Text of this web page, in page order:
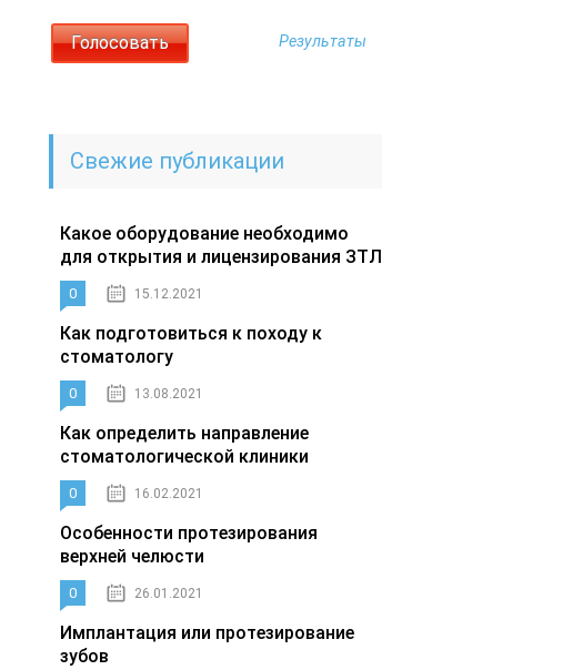
Результаты
Свежие публикации
Какое оборудование необходимо
для открытия и лицензирования ЗТЛ
0 15.12.2021
Как подготовиться к походу к
стоматологу
0 13.08.2021
Как определить направление
стоматологической клиники
0 16.02.2021
Особенности протезирования
верхней челюсти
0 26.01.2021
Имплантация или протезирование
зубов